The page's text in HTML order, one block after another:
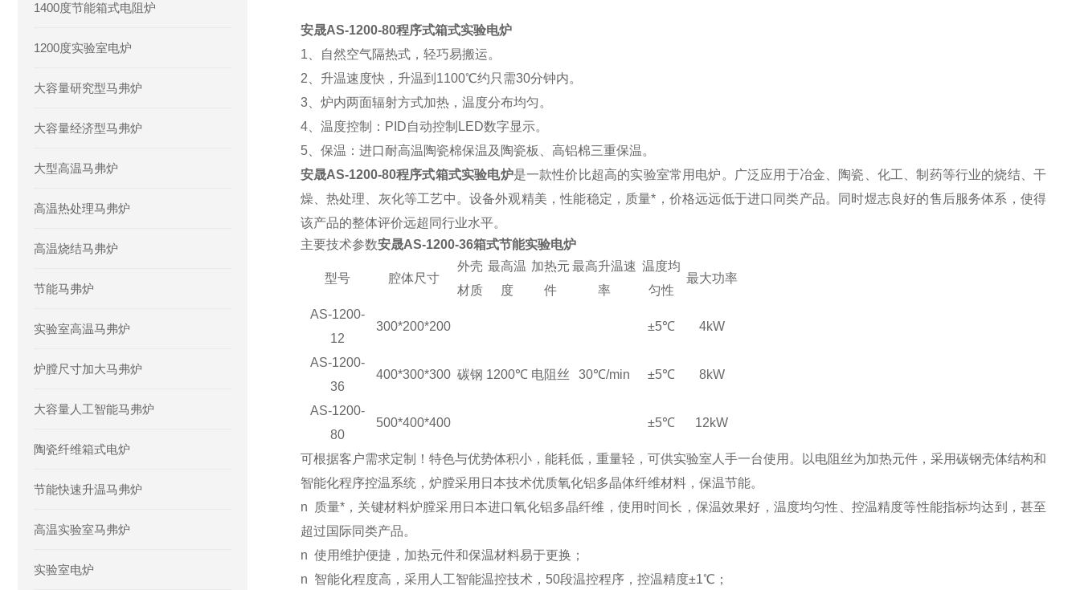
1400度节能箱式电阻炉
1200度实验室电炉
大容量研究型马弗炉
大容量经济型马弗炉
大型高温马弗炉
高温热处理马弗炉
高温烧结马弗炉
节能马弗炉
实验室高温马弗炉
炉膛尺寸加大马弗炉
大容量人工智能马弗炉
陶瓷纤维箱式电炉
节能快速升温马弗炉
高温实验室马弗炉
实验室电炉
安晟AS-1200-80程序式箱式实验电炉
1、自然空气隔热式，轻巧易搬运。
2、升温速度快，升温到1100℃约只需30分钟内。
3、炉内两面辐射方式加热，温度分布均匀。
4、温度控制：PID自动控制LED数字显示。
5、保温：进口耐高温陶瓷棉保温及陶瓷板、高铝棉三重保温。
安晟AS-1200-80程序式箱式实验电炉是一款性价比超高的实验室常用电炉。广泛应用于冶金、陶瓷、化工、制药等行业的烧结、干
燥、热处理、灰化等工艺中。设备外观精美，性能稳定，质量*，价格远远低于进口同类产品。同时煜志良好的售后服务体系，使得
该产品的整体评价远超同行业水平。
主要技术参数安晟AS-1200-36箱式节能实验电炉
型号 腔体尺寸
外壳
材质
最高温
度
加热元
件
最高升温速
率
温度均
匀性
最大功率
AS-1200-
12
300*200*200
碳钢 1200℃ 电阻丝 30℃/min
±5℃ 4kW
AS-1200-
36
400*300*300 ±5℃ 8kW
AS-1200-
80
500*400*400 ±5℃ 12kW
可根据客户需求定制！ 特色与优势体积小，能耗低，重量轻，可供实验室人手一台使用。以电阻丝为加热元件，采用碳钢壳体结构和
智能化程序控温系统，炉膛采用日本技术优质氧化铝多晶体纤维材料，保温节能。
n
质量*，关键材料炉膛采用日本进口氧化铝多晶纤维，使用时间长，保温效果好，温度均匀性、控温精度等性能指标均达到，甚至
超过国际同类产品。
n 使用维护便捷，加热元件和保温材料易于更换；
n 智能化程度高，采用人工智能温控技术，50段温控程序，控温精度±1℃；